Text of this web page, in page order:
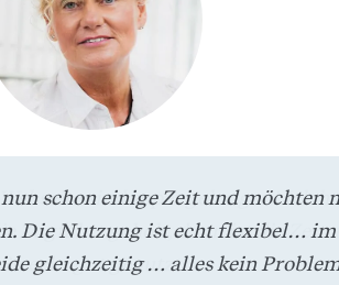
sind super gelungen! Ich
Zugfahrt geholt, dann ist die Zeit
gut genutzt.
schon einige Zeit und möchten
Die Nutzung ist echt flexibel… im
gleichzeitig … alles kein